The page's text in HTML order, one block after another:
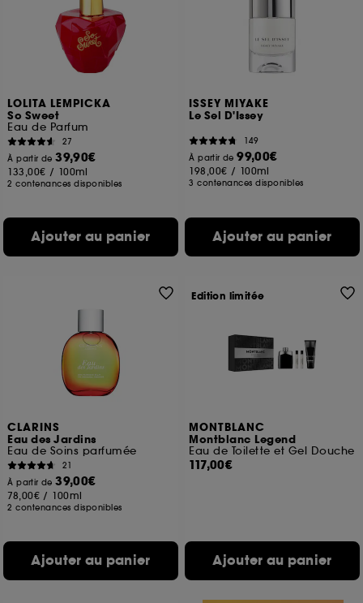
LOLITA LEMPICKA
So Sweet
Eau de Parfum
27
À partir de39,90€
133,00€ / 100ml
2 contenances disponibles
Ajouter au panier
ISSEY MIYAKE
Le Sel D'Issey
149
À partir de99,00€
198,00€ / 100ml
3 contenances disponibles
Ajouter au panier
CLARINS
Eau des Jardins
Eau de Soins parfumée
21
À partir de39,00€
78,00€ / 100ml
2 contenances disponibles
Ajouter au panier
MONTBLANC
Montblanc Legend
Eau de Toilette et Gel Douche
117,00€
Ajouter au panier
Edition limitée